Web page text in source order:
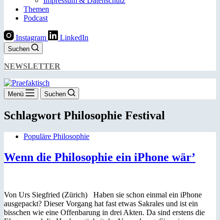
Themen
Podcast
Instagram LinkedIn
Suchen
NEWSLETTER
Menü Suchen
Schlagwort Philosophie Festival
Populäre Philosophie
Wenn die Philosophie ein iPhone wär’
Von Urs Siegfried (Zürich) Haben sie schon einmal ein iPhone
ausgepackt? Dieser Vorgang hat fast etwas Sakrales und ist ein
bisschen wie eine Offenbarung in drei Akten. Da sind erstens die